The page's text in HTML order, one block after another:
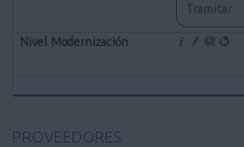
Tramitar
PROVEEDORES